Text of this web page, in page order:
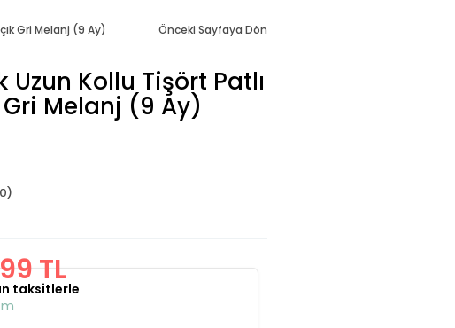
Gri Melanj (9 Ay) Önceki Sayfaya Dön
Uzun Kollu Tişört Patlı
Melanj (9 Ay)
TL
taksitlerle